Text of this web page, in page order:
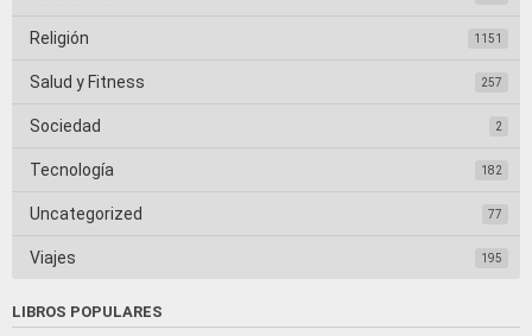
Religión 1151
Salud y Fitness 257
Sociedad 2
Tecnología 182
Uncategorized 77
Viajes 195
LIBROS POPULARES